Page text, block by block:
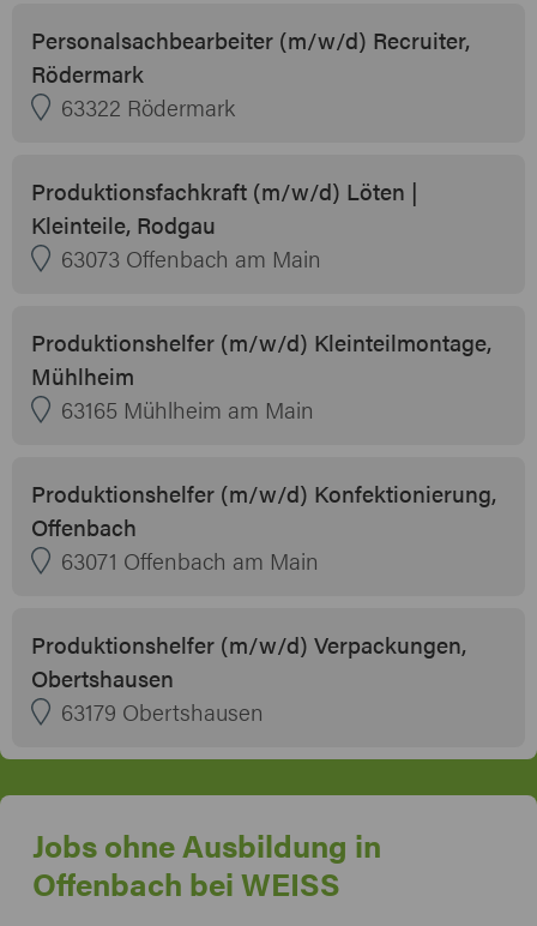
Personalsachbearbeiter (m/w/d) Recruiter,
Rödermark
63322 Rödermark
Produktionsfachkraft (m/w/d) Löten |
Kleinteile, Rodgau
63073 Offenbach am Main
Produktionshelfer (m/w/d) Kleinteilmontage,
Mühlheim
63165 Mühlheim am Main
Produktionshelfer (m/w/d) Konfektionierung,
Offenbach
63071 Offenbach am Main
Produktionshelfer (m/w/d) Verpackungen,
Obertshausen
63179 Obertshausen
Jobs ohne Ausbildung in
Offenbach bei WEISS